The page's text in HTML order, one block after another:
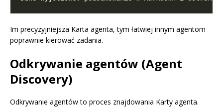
Im precyzyjniejsza Karta agenta, tym łatwiej innym agentom
poprawnie kierować zadania.
Odkrywanie agentów (Agent
Discovery)
Odkrywanie agentów to proces znajdowania Karty agenta.